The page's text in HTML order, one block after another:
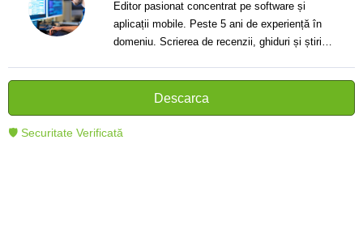
Editor pasionat concentrat pe software și
aplicații mobile. Peste 5 ani de experiență în
domeniu. Scrierea de recenzii, ghiduri și știri.
cititorii să înțeleagă și să folosească mai bine
tehnologia modernă.
Descarca
🛡 Securitate Verificată